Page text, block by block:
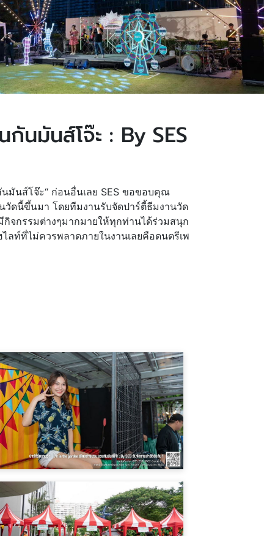
มันส์โจ๊ะ : By SES
มันส์โจ๊ะ“ ก่อนอื่นเลย SES ขอขอบคุณ
วัดนี้ขึ้นมา โดยทีมงานรับจัดปาร์ตี้ธีมงานวัด
จกรรมต่างๆมากมายให้ทุกท่านได้ร่วมสนุก
ลท์ที่ไม่ควรพลาดภายในงานเลยคือดนตรีเพ